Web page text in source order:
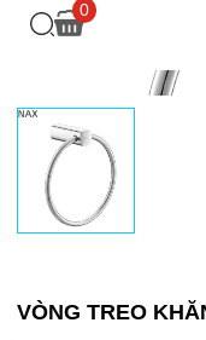
0
VÒNG TREO